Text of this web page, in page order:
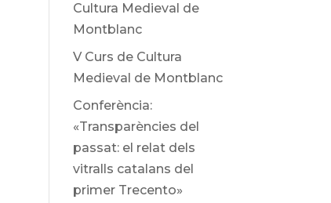
Cultura Medieval de
Montblanc
V Curs de Cultura
Medieval de Montblanc
Conferència:
«Transparències del
passat: el relat dels
vitralls catalans del
primer Trecento»